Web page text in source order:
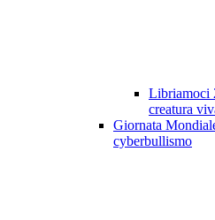
Libriamoci
creatura
Giornata
cyberbullismo